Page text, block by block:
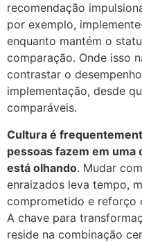
recomendação
por exemplo,
enquanto mantém o
comparação. Onde isso
contrastar o
implementação, desde
comparáveis.
Cultura é
pessoas fazem em uma
está olhando. Mudar
enraizados leva tempo,
comprometido e reforço
A chave para
reside na combinação